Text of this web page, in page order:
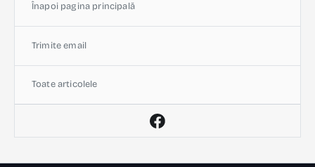
Înapoi pagina principală
Trimite email
Toate articolele